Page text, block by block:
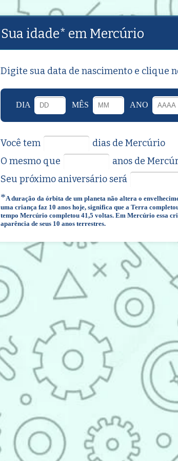
Sua idade* em Mercúrio
Digite sua data de nascimento e clique
DIA MÊS ANO
Você tem
dias de Mercúrio
O mesmo que
anos de
Seu próximo aniversário será
*A duração da órbita de um planeta não altera o
uma criança faz 10 anos hoje, significa que a Terra
tempo Mercúrio completou 41,5 voltas. Em Mercúrio essa
aparência de seus 10 anos terrestres.